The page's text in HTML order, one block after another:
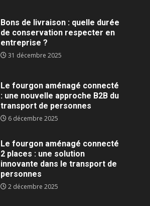
Bons de livraison : quelle durée
de conservation respecter en
entreprise ?
31 décembre 2025
Le fourgon aménagé connecté
: une nouvelle approche B2B du
transport de personnes
6 décembre 2025
Le fourgon aménagé connecté
2 places : une solution
innovante dans le transport de
personnes
2 décembre 2025